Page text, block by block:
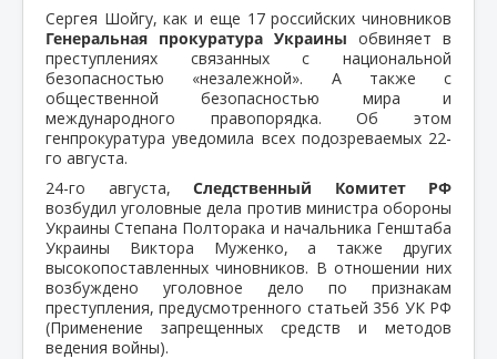
Сергея Шойгу, как и еще 17 российских чиновников
Генеральная прокуратура Украины обвиняет в
преступлениях связанных с национальной
безопасностью «незалежной». А также с
общественной безопасностью мира и
международного правопорядка. Об этом
генпрокуратура уведомила всех подозреваемых 22-
го августа.
24-го августа, Следственный Комитет РФ
возбудил уголовные дела против министра обороны
Украины Степана Полторака и начальника Генштаба
Украины Виктора Муженко, а также других
высокопоставленных чиновников. В отношении них
возбуждено уголовное дело по признакам
преступления, предусмотренного статьей 356 УК РФ
(Применение запрещенных средств и методов
ведения войны).